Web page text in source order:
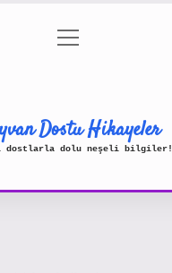
Gizlilik Politikası
menüyü
aç
Dostu Hikayeler
dostlarla dolu neşeli bilgiler!